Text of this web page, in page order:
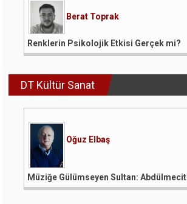
Berat Toprak
Renklerin Psikolojik Etkisi Gerçek mi?
DT Kültür Sanat
Oğuz Elbaş
Müziğe Gülümseyen Sultan: Abdülmecit